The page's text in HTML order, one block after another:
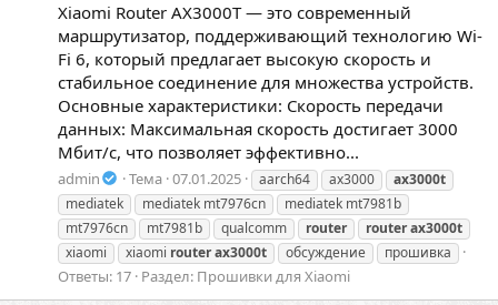
Xiaomi Router AX3000T — это современный
маршрутизатор, поддерживающий технологию Wi-
Fi 6, который предлагает высокую скорость и
стабильное соединение для множества устройств.
Основные характеристики: Скорость передачи
данных: Максимальная скорость достигает 3000
Мбит/с, что позволяет эффективно...
admin Тема 07.01.2025 aarch64 ax3000
ax3000t
mediatek
mediatek mt7976cn
mediatek mt7981b
mt7976cn
mt7981b qualcomm router routerax3000t
xiaomi
xiaomi routerax3000t обсуждение прошивка
Ответы: 17 Раздел: Прошивки для Xiaomi